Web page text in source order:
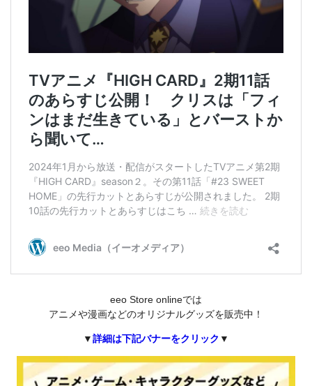
eeo Store onlineでは
アニメや漫画などのオリジナルグッズを販売中！
▼詳細は下記バナーをクリック ▼